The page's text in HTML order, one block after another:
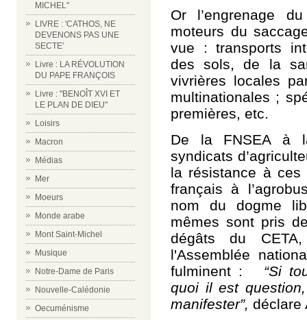
MICHEL"
LIVRE : 'CATHOS, NE
DEVENONS PAS UNE
SECTE'
Livre : LA RÉVOLUTION
DU PAPE FRANÇOIS
Livre : "BENOÎT XVI ET
LE PLAN DE DIEU"
Loisirs
Macron
Médias
Mer
Moeurs
Monde arabe
Mont Saint-Michel
Musique
Notre-Dame de Paris
Nouvelle-Calédonie
Oecuménisme
Or l’engrenage
moteurs du
vue : transports
des sols, de la
vivrières locales
multinationales ;
premières, etc.
De la FNSEA à
syndicats
la résistance à
français à
nom du dogme
mêmes sont pris
dégâts du
l'Assemblée
fulminent :
“Si
quoi il est
manifester”, déclare